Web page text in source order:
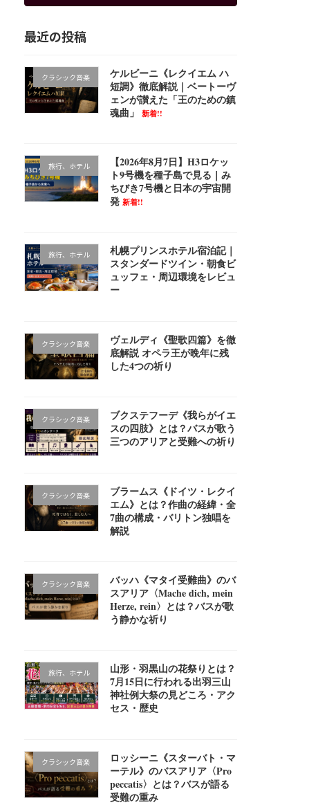
最近の投稿
クラシック音楽
ケルビーニ《レクイエム ハ
短調》徹底解説｜ベートーヴ
ェンが讃えた「王のための鎮
魂曲」
新着!!
旅行、ホテル
【2026年8月7日】H3ロケッ
ト9号機を種子島で見る｜み
ちびき7号機と日本の宇宙開
発 新着!!
旅行、ホテル
札幌プリンスホテル宿泊記｜
スタンダードツイン・朝食ビ
ュッフェ・周辺環境をレビュ
ー
クラシック音楽
ヴェルディ《聖歌四篇》を徹
底解説 オペラ王が晩年に残
した4つの祈り
クラシック音楽
ブクステフーデ《我らがイエ
スの四肢》とは？バスが歌う
三つのアリアと受難への祈り
クラシック音楽
ブラームス《ドイツ・レクイ
エム》とは？作曲の経緯・全
7曲の構成・バリトン独唱を
解説
クラシック音楽
バッハ《マタイ受難曲》のバ
スアリア〈Mache dich, mein
Herze, rein〉とは？バスが歌
う静かな祈り
旅行、ホテル
山形・羽黒山の花祭りとは？
7月15日に行われる出羽三山
神社例大祭の見どころ・アク
セス・歴史
クラシック音楽
ロッシーニ《スターバト・マ
ーテル》のバスアリア〈Pro
peccatis〉とは？バスが語る
受難の重み